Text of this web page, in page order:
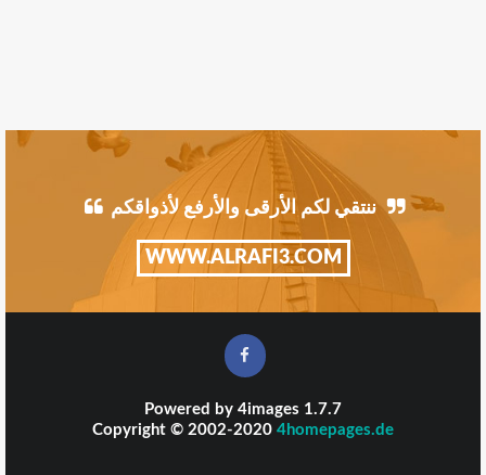
ننتقي لكم الأرقى والأرفع لأذواقكم
WWW.ALRAFI3.COM
Powered by 4images 1.7.7
Copyright © 2002-2020 4homepages.de